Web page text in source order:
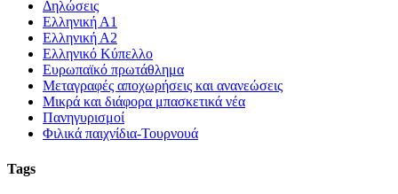
Δηλώσεις
Ελληνική Α1
Ελληνική Α2
Ελληνικό Κύπελλο
Ευρωπαϊκό πρωτάθλημα
Μεταγραφές αποχωρήσεις και ανανεώσεις
Μικρά και διάφορα μπασκετικά νέα
Πανηγυρισμοί
Φιλικά παιχνίδια-Τουρνουά
Tags